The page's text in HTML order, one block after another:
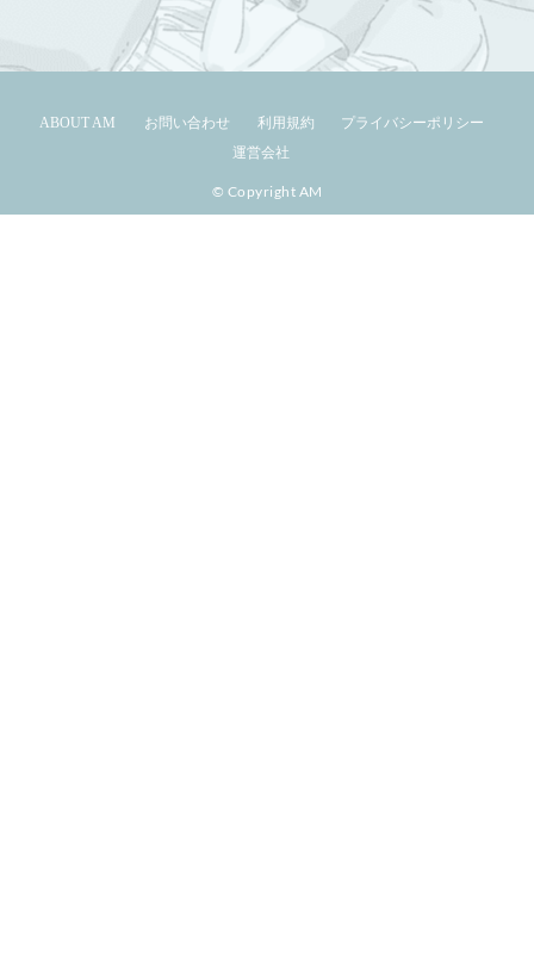
ABOUT AM お問い合わせ 利用規約
プライバシーポリシー
運営会社
© Copyright AM